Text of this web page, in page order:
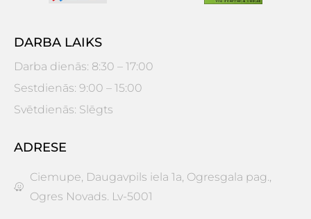
DARBA LAIKS
Darba dienās: 8:30 – 17:00
Sestdienās: 9:00 – 15:00
Svētdienās: Slēgts
ADRESE
Ciemupe, Daugavpils iela 1a, Ogresgala pag.,
Ogres Novads. Lv-5001